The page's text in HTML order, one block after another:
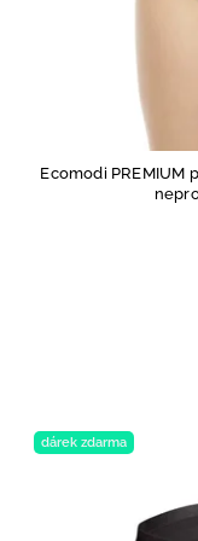
Ecomodi
dárek zdarma